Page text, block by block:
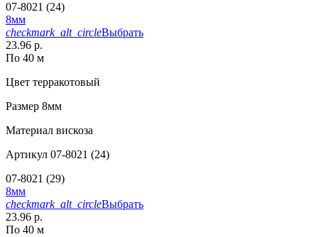
07-8021 (24)
8мм
checkmark_alt_circleВыбрать
23.96 р.
По 40 м
Цвет терракотовый
Размер 8мм
Материал вискоза
Артикул 07-8021 (24)
07-8021 (29)
8мм
checkmark_alt_circleВыбрать
23.96 р.
По 40 м